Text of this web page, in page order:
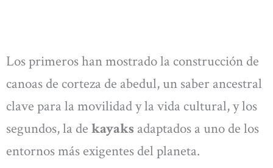
Los primeros han mostrado la construcción de
canoas de corteza de abedul, un saber ancestral
clave para la movilidad y la vida cultural, y los
segundos, la de kayaks adaptados a uno de los
entornos más exigentes del planeta.